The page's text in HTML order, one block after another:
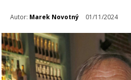
Autor: Marek Novotný 01/11/2024